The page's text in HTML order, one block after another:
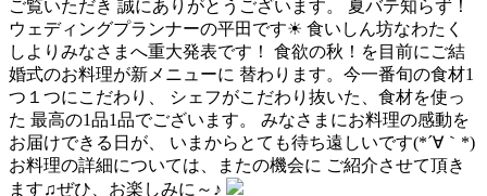
ご覧いただき 誠にありがとうございます。 夏バテ知らず！
ウェディングプランナーの平田です☀ 食いしん坊なわたく
しよりみなさまへ重大発表です！ 食欲の秋！を目前にご結
婚式のお料理が新メニューに 替わります。今一番旬の食材1
つ１つにこだわり、 シェフがこだわり抜いた、食材を使っ
た 最高の1品1品でございます。 みなさまにお料理の感動を
お届けできる日が、 いまからとても待ち遠しいです(*´∀｀*)
お料理の詳細については、またの機会に ご紹介させて頂き
ます♫ぜひ、お楽しみに～♪